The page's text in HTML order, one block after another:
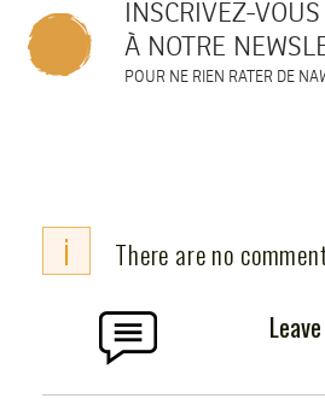
INSCRIVEZ-VOUS
À NOTRE
POUR NE RIEN RATER DE
i There are no